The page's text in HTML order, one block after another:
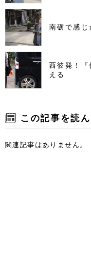
南砺で感じ
西彼発！
える
この記事を読
関連記事はありません。